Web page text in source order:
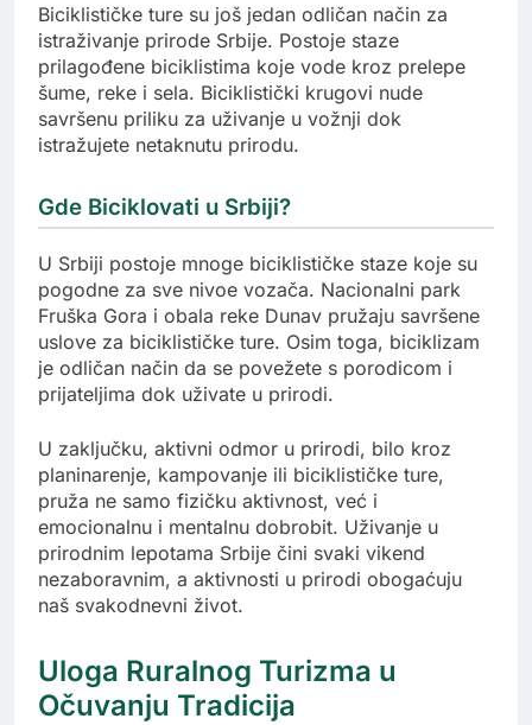
Biciklističke ture su još jedan odličan način za
istraživanje prirode Srbije. Postoje staze
prilagođene biciklistima koje vode kroz prelepe
šume, reke i sela. Biciklistički krugovi nude
savršenu priliku za uživanje u vožnji dok
istražujete netaknutu prirodu.
Gde Biciklovati u Srbiji?
U Srbiji postoje mnoge biciklističke staze koje su
pogodne za sve nivoe vozača. Nacionalni park
Fruška Gora i obala reke Dunav pružaju savršene
uslove za biciklističke ture. Osim toga, biciklizam
je odličan način da se povežete s porodicom i
prijateljima dok uživate u prirodi.
U zaključku, aktivni odmor u prirodi, bilo kroz
planinarenje, kampovanje ili biciklističke ture,
pruža ne samo fizičku aktivnost, već i
emocionalnu i mentalnu dobrobit. Uživanje u
prirodnim lepotama Srbije čini svaki vikend
nezaboravnim, a aktivnosti u prirodi obogaćuju
naš svakodnevni život.
Uloga Ruralnog Turizma u
Očuvanju Tradicija